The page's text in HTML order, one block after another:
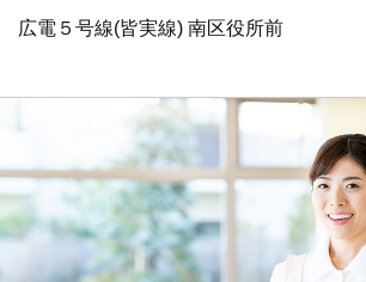
広電５号線(皆実線) 南区役所前